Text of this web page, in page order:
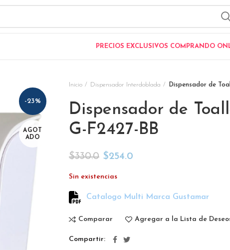
PRECIOS EXCLUSIVOS COMPRANDO
-23%
AGOT
ADO
Inicio Dispensador Interdoblada Dispensador de
Dispensador de
G-F2427-BB
$330.0 $254.0
Sin existencias
Catalogo Multi Marca Gustamar
Comparar Agregar a la Lista de
Compartir